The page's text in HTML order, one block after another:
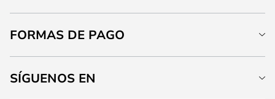
FORMAS DE PAGO
SÍGUENOS EN